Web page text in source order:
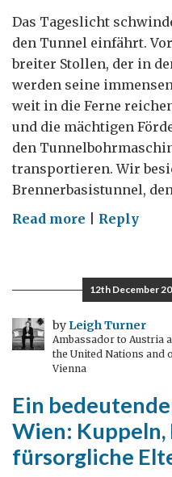
Das Tageslicht
den Tunnel einfährt.
breiter Stollen, der in
werden seine
weit in die Ferne
und die mächtigen
den
transportieren. Wir
Brennerbasistunnel,
Read more on
ein
technisches
Meisterwerk
Österreichs
Reply
12th December
by Leigh Turner
Ambassador to Austria
the United Nations and
Vienna
Ein
Wien: Kuppeln,
fürsorgliche